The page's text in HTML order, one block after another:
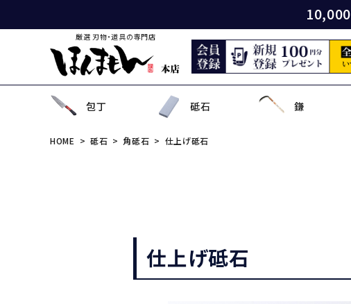
10,000
厳選 刃物・道具の専門店
包丁 砥石 鎌
HOME 砥石 角砥石 仕上げ砥石
仕上げ砥石